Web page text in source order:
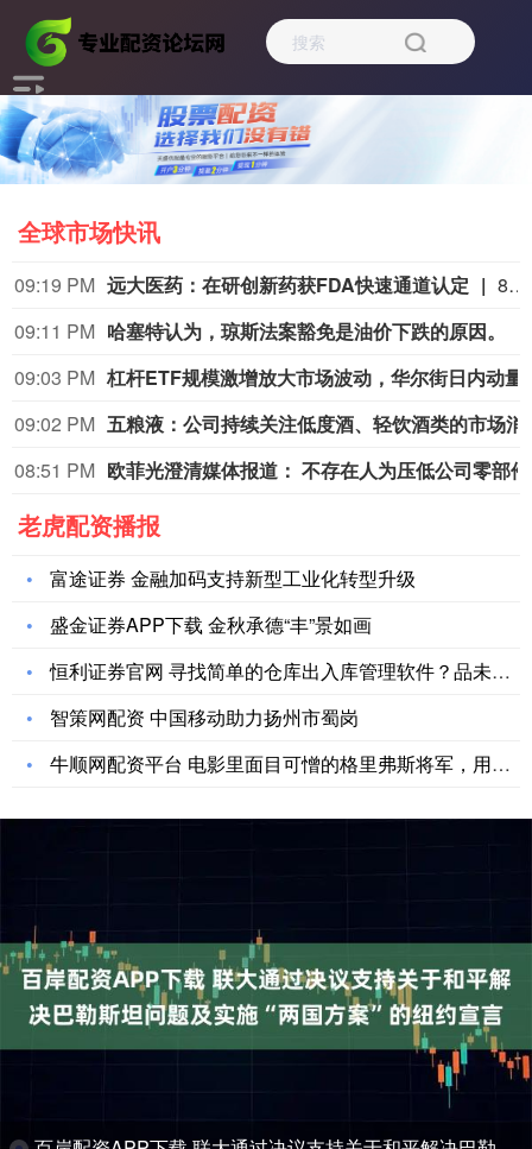
全球市场快讯
09:19 PM 远大医药：在研创新药获FDA快速通道认定
8月9日，远大医药（00512.HK）披露公告，公司FAP靶点创新核药GPN01530-2获得美国FDA授予快速通道资格（FTD）。GPN01530-2目前已获FDA批准开展用于诊断实体瘤的I/II期临床研究，此次获快速通道资格认定，有望加快GPN01530-2未来开发及上市进程。
09:11 PM 哈塞特认为，琼斯法案豁免是油价下跌的原因。
09:03 PM
09:02 PM
08:51 PM
老虎配资播报
富途证券 金融加码支持新型工业化转型升级
盛金证券APP下载 金秋承德“丰”景如画
恒利证券官网 寻找简单的仓库出入库管理软件？品未云多语言ER
智策网配资 中国移动助力扬州市蜀岗
牛顺网配资平台 电影里面目可憎的格里弗斯将军，用积木重构后竟